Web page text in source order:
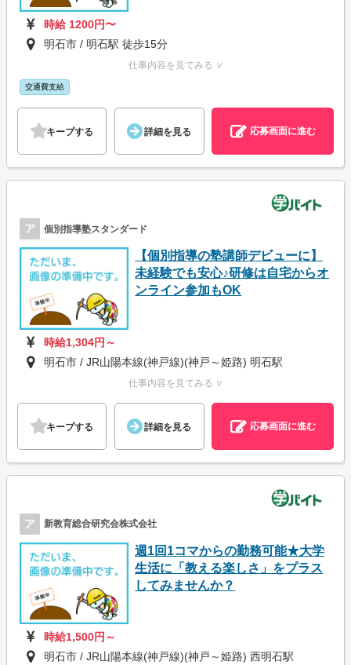
時給 1200円〜
明石市 / 明石駅 徒歩15分
仕事内容を見てみる ∨
交通費支給
キープする 詳細を見る 応募画面に進む
ア 個別指導塾スタンダード
【個別指導の塾講師デビューに】
未経験でも安心♪研修は自宅からオ
ンライン参加もOK
時給1,304円～
明石市 / JR山陽本線(神戸線)(神戸～姫路) 明石駅
仕事内容を見てみる ∨
キープする 詳細を見る 応募画面に進む
ア 新教育総合研究会株式会社
週1回1コマからの勤務可能★大学
生活に「教える楽しさ」をプラス
してみませんか？
時給1,500円～
明石市 / JR山陽本線(神戸線)(神戸～姫路) 西明石駅